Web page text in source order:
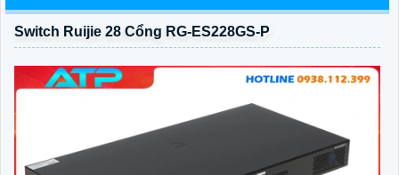
Switch Ruijie 28 Cổng RG-ES228GS-P